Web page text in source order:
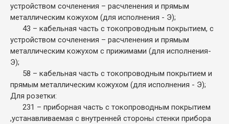
устройством сочленения – расчленения и прямым
металлическим кожухом (для исполнения - Э);
43 – кабельная часть с токопроводным покрытием, с
устройством сочленения – расчленения и прямым
металлическим кожухом с прижимами (для исполнения-
Э);
58 – кабельная часть с токопроводным покрытием и
прямым металлическим кожухом (для исполнения - Э);
Для розетки:
231 – приборная часть с токопроводным покрытием
,устанавливаемая с внутренней стороны стенки прибора